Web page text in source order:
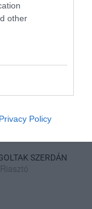
other
Privacy Policy
PR...
Barta Autó
SZERDÁN
Riasztó